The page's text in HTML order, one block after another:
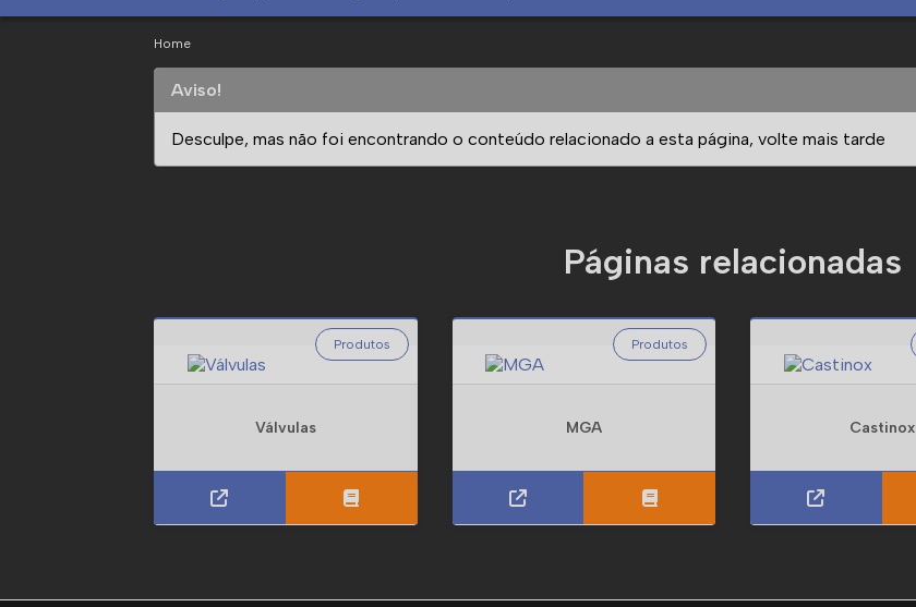
Home
Aviso!
Desculpe, mas não foi encontrando o conteúdo relacionado a esta página, volte mais tarde
Páginas relacionadas
Válvulas
Produtos
MGA
Produtos
Castinox